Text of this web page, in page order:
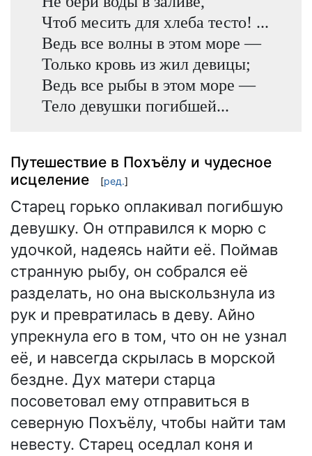
Чтоб месить для хлеба тесто! ...
Ведь все волны в этом море —
Только кровь из жил девицы;
Ведь все рыбы в этом море —
Тело девушки погибшей...
Путешествие в Похъёлу и чудесное
исцеление
[ред.]
Старец горько оплакивал погибшую
девушку. Он отправился к морю с
удочкой, надеясь найти её. Поймав
странную рыбу, он собрался её
разделать, но она выскользнула из
рук и превратилась в деву. Айно
упрекнула его в том, что он не узнал
её, и навсегда скрылась в морской
бездне. Дух матери старца
посоветовал ему отправиться в
северную Похъёлу, чтобы найти там
невесту. Старец оседлал коня и